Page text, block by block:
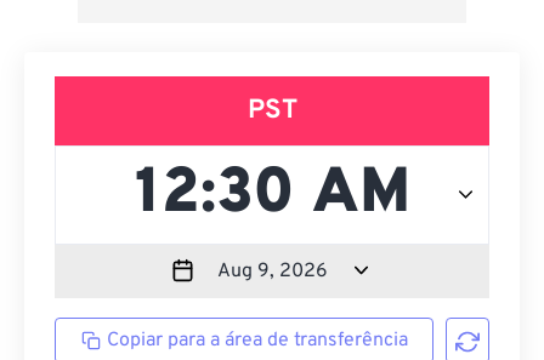
PST
Copiar para a área de transferência